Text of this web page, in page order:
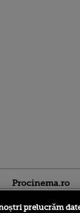
Procinema.ro
prelucrăm